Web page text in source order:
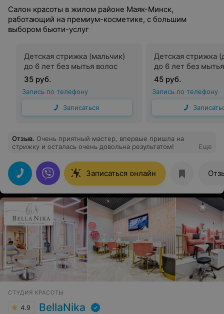
Салон красоты в жилом районе Маяк-Минск,
работающий на премиум-косметике, с большим
выбором бьюти-услуг
Детская стрижка (мальчик)
до 6 лет без мытья волос
35 руб.
Запись по телефону
Записаться
Детская стрижка
до 6 лет без
45 руб.
Запись по телефону
Отзыв. Очень приятный мастер, впервые пришла на
стрижку и осталась очень довольна результатом!
Еще
Записаться онлайн
СТУДИЯ КРАСОТЫ
4.9 BellaNika